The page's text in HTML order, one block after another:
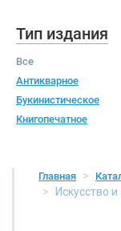
Тип издания
Все
Антикварное
Букинистическое
Книгопечатное
Главная
Искусство